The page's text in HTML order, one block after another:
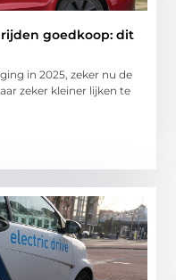
goedkoop: dit
in 2025, zeker nu de
zeker kleiner lijken te